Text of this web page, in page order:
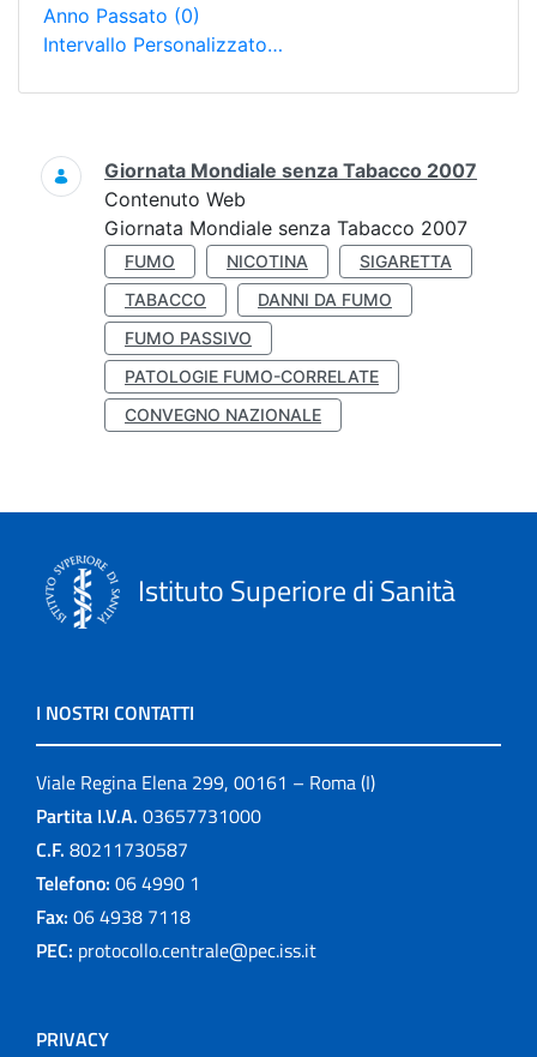
Anno Passato (0)
Intervallo Personalizzato…
Ricerca
Giornata Mondiale senza Tabacco 2007
Contenuto Web
Giornata Mondiale senza Tabacco 2007
FUMO NICOTINA
SIGARETTA
TABACCO
DANNI DA FUMO
FUMO PASSIVO
PATOLOGIE FUMO-CORRELATE
CONVEGNO NAZIONALE
Istituto Superiore di Sanità
I NOSTRI CONTATTI
Viale Regina Elena 299, 00161 – Roma (I)
Partita I.V.A. 03657731000
C.F. 80211730587
Telefono: 06 4990 1
Fax: 06 4938 7118
PEC: protocollo.centrale@pec.iss.it
PRIVACY